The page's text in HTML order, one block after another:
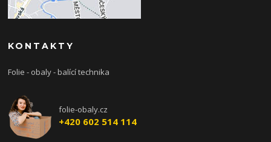
KONTAKTY
Folie - obaly - balící technika
folie-obaly.cz
+420 602 514 114